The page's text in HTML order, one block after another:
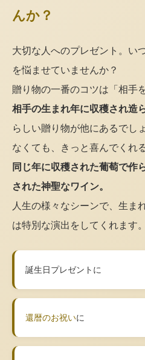
んか？
大切な人へのプレゼント。い
を悩ませていませんか？
贈り物の一番のコツは「相手
相手の生まれ年に収穫され造
らしい贈り物が他にあるでし
なくても、きっと喜んでくれ
同じ年に収穫された葡萄で作
された神聖なワイン。
人生の様々なシーンで、生ま
は特別な演出をしてくれます。
誕生日プレゼントに
還暦のお祝いに